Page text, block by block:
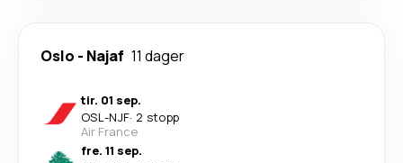
Oslo - Najaf 11 dager
tir. 01 sep.
OSL-NJF· 2 stopp
Air France
fre. 11 sep.